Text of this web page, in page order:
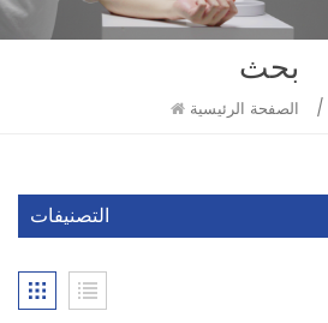
بحث
الصفحة الرئيسية /
التصنيفات